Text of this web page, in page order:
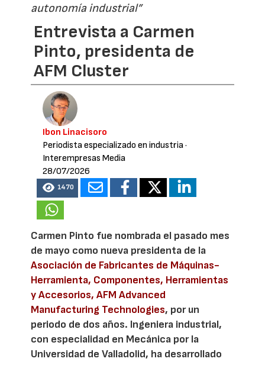
autonomía industrial”
Entrevista a Carmen
Pinto, presidenta de
AFM Cluster
Ibon Linacisoro
Periodista especializado en industria·
Interempresas Media
28/07/2026
1470
Carmen Pinto fue nombrada el pasado mes
de mayo como nueva presidenta de la
Asociación de Fabricantes de Máquinas-
Herramienta, Componentes, Herramientas
y Accesorios, AFM Advanced
Manufacturing Technologies, por un
periodo de dos años. Ingeniera industrial,
con especialidad en Mecánica por la
Universidad de Valladolid, ha desarrollado